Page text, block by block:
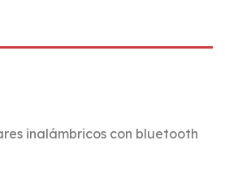
inalámbricos con bluetooth